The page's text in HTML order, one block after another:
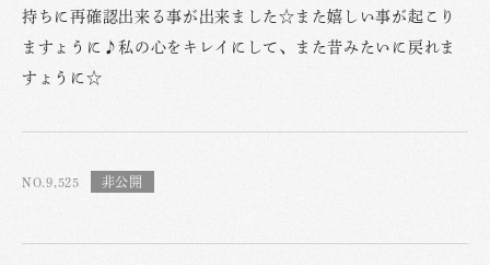
持ちに再確認出来る事が出来ました☆また嬉しい事が起こり
ますょうに♪私の心をキレイにして、また昔みたいに戻れま
すょうに☆
NO.9,525